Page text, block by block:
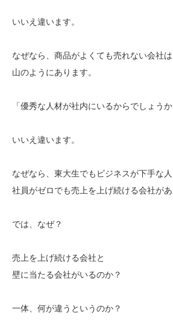
いいえ違います。
なぜなら、商品がよくても売れない会社は
山のようにあります。
「優秀な人材が社内にいるからでしょうか
いいえ違います。
なぜなら、東大生でもビジネスが下手な人
社員がゼロでも売上を上げ続ける会社があ
では、なぜ？
売上を上げ続ける会社と
壁に当たる会社がいるのか？
一体、何が違うというのか？